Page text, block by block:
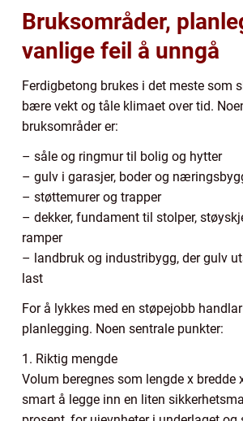
Bruksområder,
vanlige feil å unngå
Ferdigbetong brukes i det meste som
bære vekt og tåle klimaet over tid.
bruksområder er:
– såle og ringmur til bolig og hytter
– gulv i garasjer, boder og
– støttemurer og trapper
– dekker, fundament til stolper,
ramper
– landbruk og industribygg, der gulv
last
For å lykkes med en støpejobb
planlegging. Noen sentrale punkter:
1. Riktig mengde
Volum beregnes som lengde x bredde
smart å legge inn en liten